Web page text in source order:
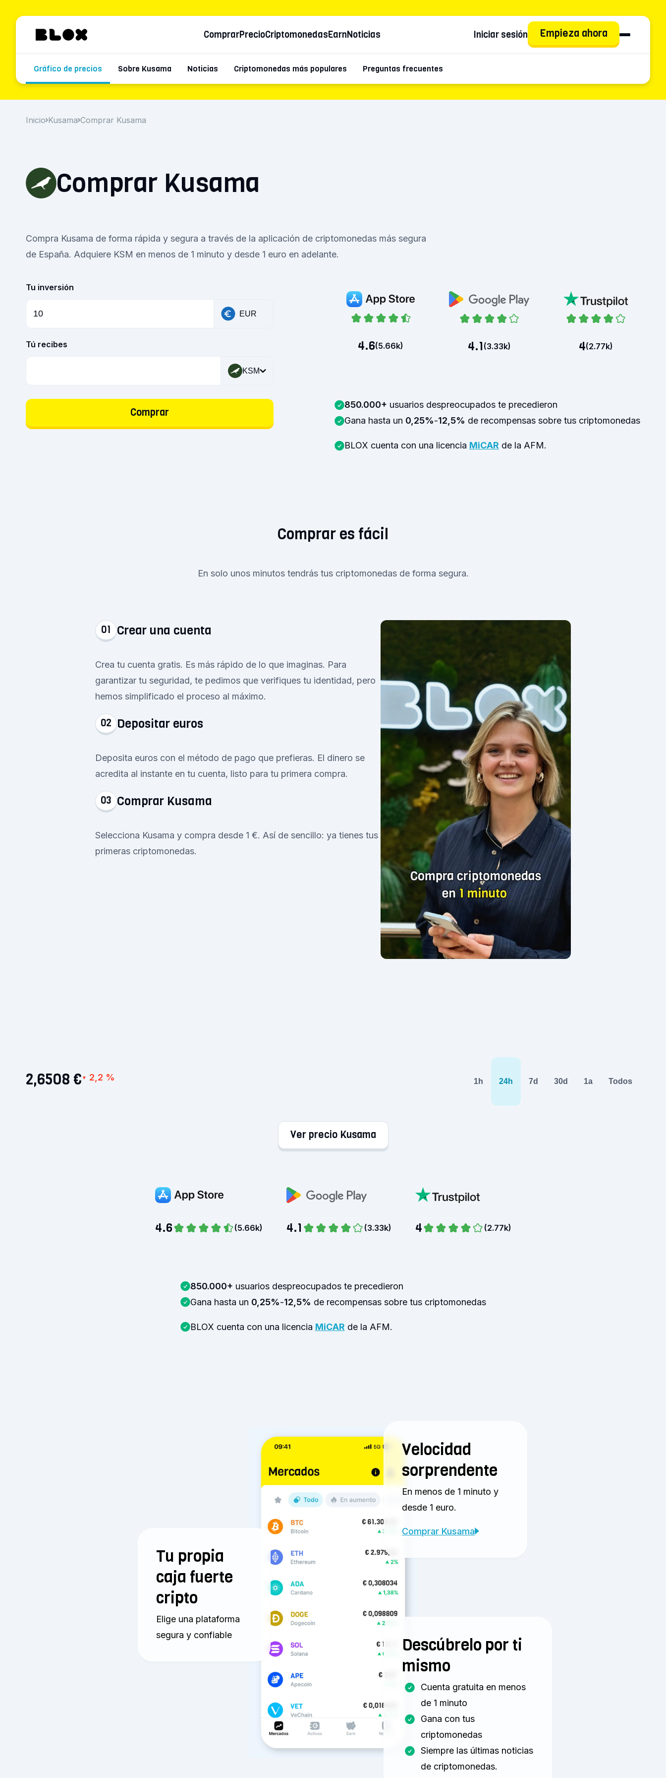
ComprarPrecioCriptomonedasEarnNoticias Iniciar sesión Empieza ahora
Gráfico de precios Sobre Kusama Noticias Criptomonedas más populares Preguntas frecuentes
Inicio Kusama Comprar Kusama
Comprar Kusama
Compra Kusama de forma rápida y segura a través de la aplicación de criptomonedas más segura
de España. Adquiere KSM en menos de 1 minuto y desde 1 euro en adelante.
Tu inversión
EUR
Tú recibes
KSM
Comprar
4.6(5.66k) 4.1(3.33k) 4(2.77k)
850.000+ usuarios despreocupados te precedieron
Gana hasta un 0,25%-12,5% de recompensas sobre tus criptomonedas
BLOX cuenta con una licencia MiCAR de la AFM.
Comprar es fácil
En solo unos minutos tendrás tus criptomonedas de forma segura.
01 Crear una cuenta
Crea tu cuenta gratis. Es más rápido de lo que imaginas. Para
garantizar tu seguridad, te pedimos que verifiques tu identidad, pero
hemos simplificado el proceso al máximo.
02 Depositar euros
Deposita euros con el método de pago que prefieras. El dinero se
acredita al instante en tu cuenta, listo para tu primera compra.
03 Comprar Kusama
Selecciona Kusama y compra desde 1 €. Así de sencillo: ya tienes tus
primeras criptomonedas.
2,6508 € ▼ 2,2 % 1h 24h 7d 30d 1a Todos
Ver precio Kusama
4.6 (5.66k) 4.1 (3.33k) 4 (2.77k)
850.000+ usuarios despreocupados te precedieron
Gana hasta un 0,25%-12,5% de recompensas sobre tus criptomonedas
BLOX cuenta con una licencia MiCAR de la AFM.
Velocidad
sorprendente
En menos de 1 minuto y
desde 1 euro.
Comprar Kusama
Tu propia
caja fuerte
cripto
Elige una plataforma
segura y confiable
Descúbrelo por ti
mismo
Cuenta gratuita en menos
de 1 minuto
Gana con tus
criptomonedas
Siempre las últimas noticias
de criptomonedas.